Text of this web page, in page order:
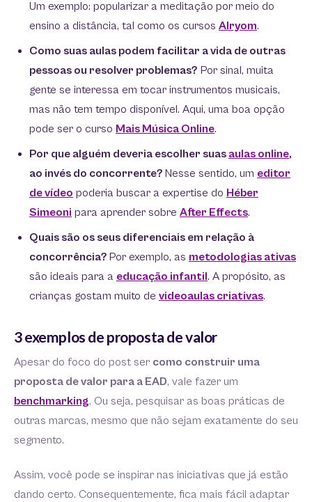
Um exemplo: popularizar a meditação por meio do
ensino a distância, tal como os cursos Alryom.
Como suas aulas podem facilitar a vida de outras
pessoas ou resolver problemas? Por sinal, muita
gente se interessa em tocar instrumentos musicais,
mas não tem tempo disponível. Aqui, uma boa opção
pode ser o curso Mais Música Online.
Por que alguém deveria escolher suas aulas online,
ao invés do concorrente? Nesse sentido, um editor
de vídeo poderia buscar a expertise do Héber
Simeoni para aprender sobre After Effects.
Quais são os seus diferenciais em relação à
concorrência? Por exemplo, as metodologias ativas
são ideais para a educação infantil. A propósito, as
crianças gostam muito de videoaulas criativas.
3 exemplos de proposta de valor
Apesar do foco do post ser como construir uma
proposta de valor para a EAD, vale fazer um
benchmarking. Ou seja, pesquisar as boas práticas de
outras marcas, mesmo que não sejam exatamente do seu
segmento.
Assim, você pode se inspirar nas iniciativas que já estão
dando certo. Consequentemente, fica mais fácil adaptar